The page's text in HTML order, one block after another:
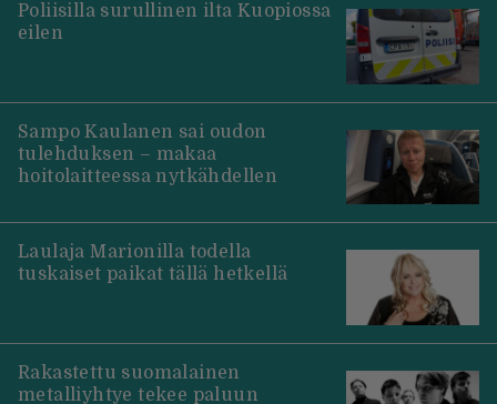
Poliisilla surullinen ilta Kuopiossa
eilen
Sampo Kaulanen sai oudon
tulehduksen – makaa
hoitolaitteessa nytkähdellen
Laulaja Marionilla todella
tuskaiset paikat tällä hetkellä
Rakastettu suomalainen
metalliyhtye tekee paluun